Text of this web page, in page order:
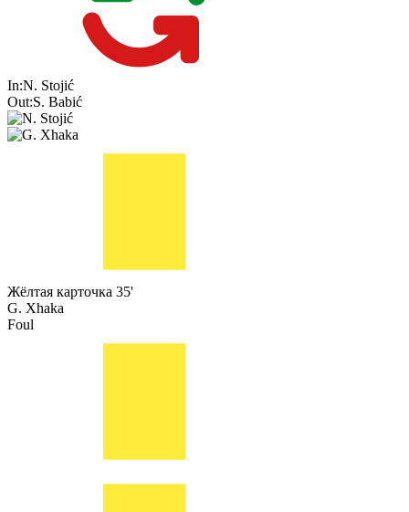
In:N. Stojić
Out:S. Babić
Жёлтая карточка 35'
G. Xhaka
Foul